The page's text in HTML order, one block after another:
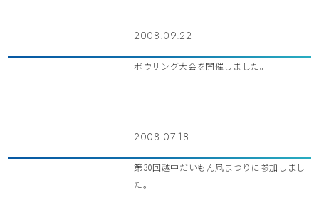
2008.09.22
ボウリング大会を開催しました。
2008.07.18
第30回越中だいもん凧まつりに参加しまし
た。